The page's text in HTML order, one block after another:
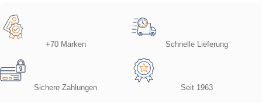
+70 Marken Schnelle Lieferung
Sichere Zahlungen Seit 1963